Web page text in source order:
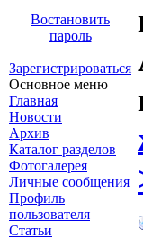
Востановить
пароль
Зарегистрироваться
Основное меню
Главная
Новости
Архив
Каталог разделов
Фотогалерея
Личные сообщения
Профиль
пользователя
Статьи